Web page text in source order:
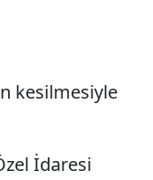
kesilmesiyle
İdaresi